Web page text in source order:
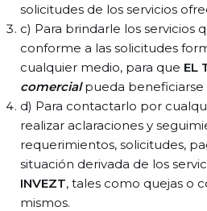
solicitudes de los servicios
c) Para brindarle los servicios
conforme a las solicitudes
cualquier medio, para que EL
comercialpueda beneficiarse
d) Para contactarlo por
realizar aclaraciones y
requerimientos, solicitudes,
situación derivada de los
INVEZT, tales como quejas o
mismos.